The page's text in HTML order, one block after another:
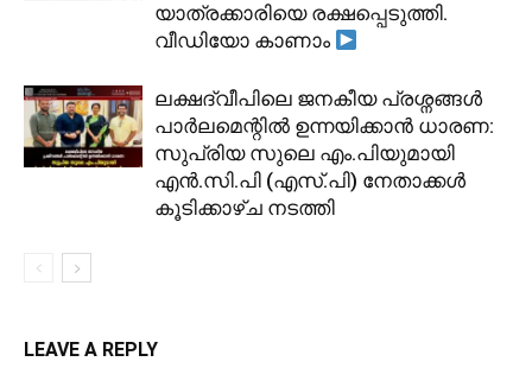
യാത്രക്കാരിയെ രക്ഷപ്പെടുത്തി.
വീഡിയോ കാണാം
ലക്ഷദ്വീപിലെ ജനകീയ പ്രശ്നങ്ങൾ
പാർലമെന്റിൽ ഉന്നയിക്കാൻ ധാരണ:
സുപ്രിയ സുലെ എം.പിയുമായി
എൻ.സി.പി (എസ്.പി) നേതാക്കൾ
കൂടിക്കാഴ്ച നടത്തി
LEAVE A REPLY